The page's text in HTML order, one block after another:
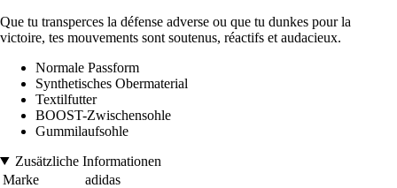
Que tu transperces la défense adverse ou que tu dunkes pour la
victoire, tes mouvements sont soutenus, réactifs et audacieux.
Normale Passform
Synthetisches Obermaterial
Textilfutter
BOOST-Zwischensohle
Gummilaufsohle
Zusätzliche Informationen
Marke
adidas